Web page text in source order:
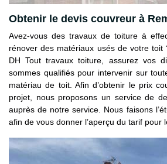
Obtenir le devis couvreur à
Avez-vous des travaux de toiture à
rénover des matériaux usés de votre toit
DH Tout travaux toiture, assurez vos
sommes qualifiés pour intervenir sur
matériau de toit. Afin d’obtenir le prix
projet, nous proposons un service de
auprès de notre service. Nous faisons
afin de vous donner l’aperçu du tarif pour